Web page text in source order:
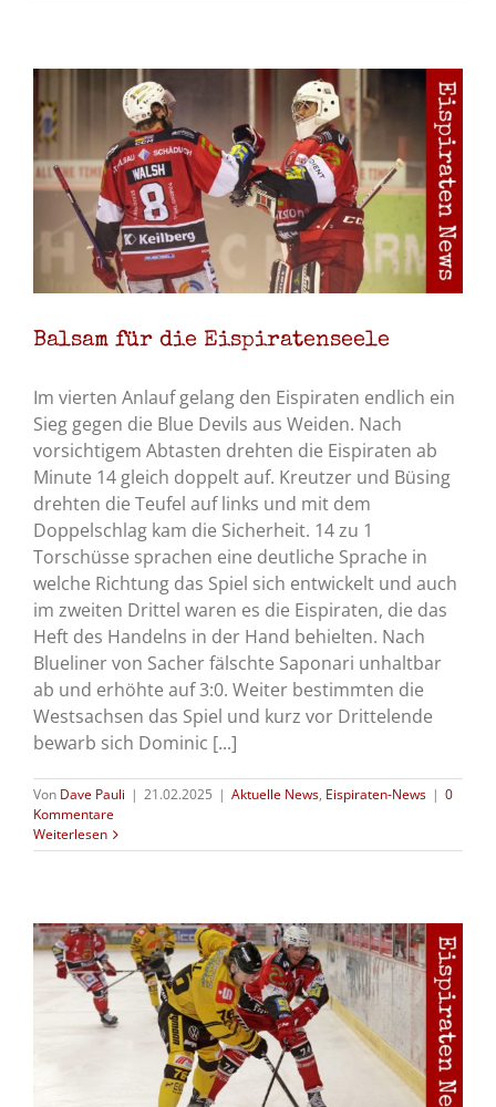
Balsam für die Eispiratenseele
Im vierten Anlauf gelang den Eispiraten endlich ein
Sieg gegen die Blue Devils aus Weiden. Nach
vorsichtigem Abtasten drehten die Eispiraten ab
Minute 14 gleich doppelt auf. Kreutzer und Büsing
drehten die Teufel auf links und mit dem
Doppelschlag kam die Sicherheit. 14 zu 1
Torschüsse sprachen eine deutliche Sprache in
welche Richtung das Spiel sich entwickelt und auch
im zweiten Drittel waren es die Eispiraten, die das
Heft des Handelns in der Hand behielten. Nach
Blueliner von Sacher fälschte Saponari unhaltbar
ab und erhöhte auf 3:0. Weiter bestimmten die
Westsachsen das Spiel und kurz vor Drittelende
bewarb sich Dominic [...]
Von Dave Pauli | 21.02.2025 | Aktuelle News, Eispiraten-News | 0
Kommentare
Weiterlesen